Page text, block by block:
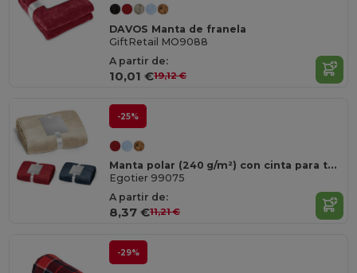
DAVOS Manta de franela
GiftRetail MO9088
A partir de:
10,01 €19,12 €
-25%
Manta polar (240 g/m²) con cinta para tarjeta de personalización
Egotier 99075
A partir de:
8,37 €11,21 €
-29%